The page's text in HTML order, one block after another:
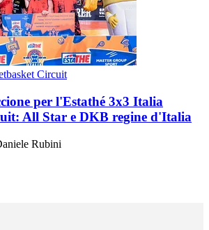
Circuit
per l'Estathé 3x3 Italia
All Star e DKB regine d'Italia
Rubini